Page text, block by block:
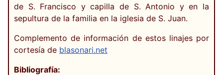
de S. Francisco y capilla de S. Antonio y en la
sepultura de la familia en la iglesia de S. Juan.
Complemento de información de estos linajes por
cortesía de blasonari.net
Bibliografía: